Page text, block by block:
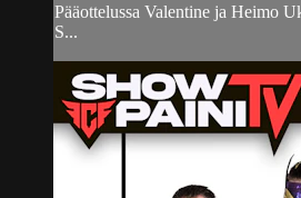
Pääottelussa Valentine ja Heimo
S...